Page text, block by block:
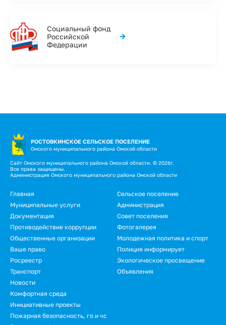
Социальный фонд
Российской
Федерации
→
РОСТОВКИНСКОЕ СЕЛЬСКОЕ ПОСЕЛЕНИЕ
Омского муниципального района Омской области
Сайт Омского муниципального района Омской области. © 2026г.
Все права защищены.
Администрация Омского муниципального района Омской области
Подвал
Главная
Сельское поселение
Муниципальные услуги
Администрация
Документация
Совет поселения
Противодействие коррупции
Фотогалерея
Общественные организации
Молодежная политика и спорт
Ваше право
Полиция информирует
Росреестр
Экологическое просвещение
Транспорт
Объявления
Новости
Подвал.
Дополнительное
Комфортная среда
Инициативные проекты
Пожарная безопасность, го и чс